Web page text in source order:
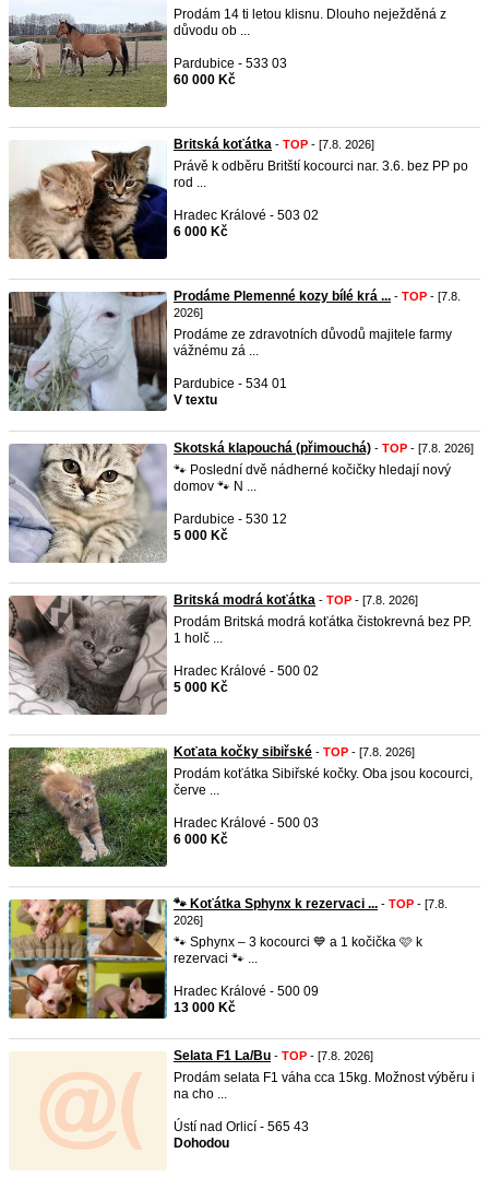
Prodám 14 ti letou klisnu. Dlouho neježděná z
důvodu ob ...
Pardubice - 533 03
60 000 Kč
Britská koťátka - TOP - [7.8. 2026]
Právě k odběru Britští kocourci nar. 3.6. bez PP po
rod ...
Hradec Králové - 503 02
6 000 Kč
Prodáme Plemenné kozy bílé krá ... - TOP - [7.8.
2026]
Prodáme ze zdravotních důvodů majitele farmy
vážnému zá ...
Pardubice - 534 01
V textu
Skotská klapouchá (přimouchá) - TOP - [7.8. 2026]
🐾 Poslední dvě nádherné kočičky hledají nový
domov 🐾 N ...
Pardubice - 530 12
5 000 Kč
Britská modrá koťátka - TOP - [7.8. 2026]
Prodám Britská modrá koťátka čistokrevná bez PP.
1 holč ...
Hradec Králové - 500 02
5 000 Kč
Koťata kočky sibiřské - TOP - [7.8. 2026]
Prodám koťátka Sibiřské kočky. Oba jsou kocourci,
červe ...
Hradec Králové - 500 03
6 000 Kč
🐾 Koťátka Sphynx k rezervaci ... - TOP - [7.8.
2026]
🐾 Sphynx – 3 kocourci 💙 a 1 kočička 🩷 k
rezervaci 🐾 ...
Hradec Králové - 500 09
13 000 Kč
Selata F1 La/Bu - TOP - [7.8. 2026]
Prodám selata F1 váha cca 15kg. Možnost výběru i
na cho ...
Ústí nad Orlicí - 565 43
Dohodou